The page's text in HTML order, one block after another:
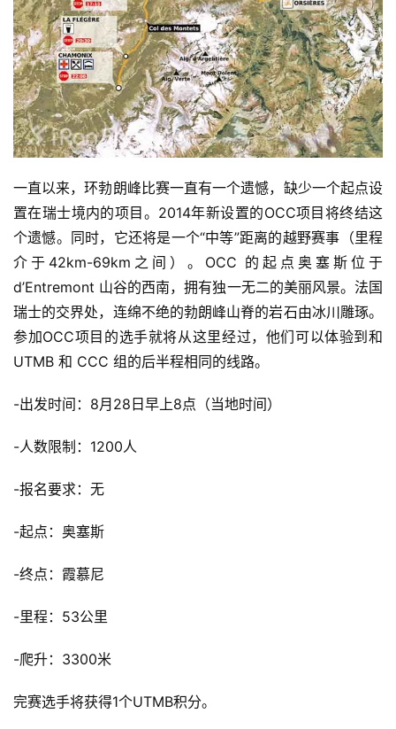
一直以来，环勃朗峰比赛一直有一个遗憾，缺少一个起点设
置在瑞士境内的项目。2014年新设置的OCC项目将终结这
个遗憾。同时，它还将是一个“中等”距离的越野赛事（里程
介于42km-69km之间）。OCC 的起点奥塞斯位于
d’Entremont 山谷的西南，拥有独一无二的美丽风景。法国
瑞士的交界处，连绵不绝的勃朗峰山脊的岩石由冰川雕琢。
参加OCC项目的选手就将从这里经过，他们可以体验到和
UTMB 和 CCC 组的后半程相同的线路。
-出发时间：8月28日早上8点（当地时间）
-人数限制：1200人
-报名要求：无
-起点：奥塞斯
-终点：霞慕尼
-里程：53公里
-爬升：3300米
完赛选手将获得1个UTMB积分。